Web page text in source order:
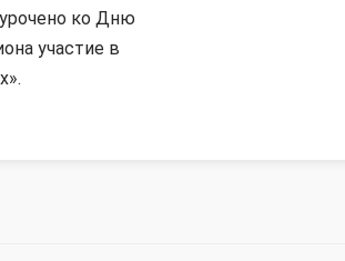
ко Дню
участие в